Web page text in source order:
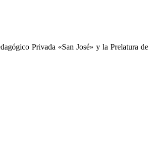
Privada «San José» y la Prelatura de